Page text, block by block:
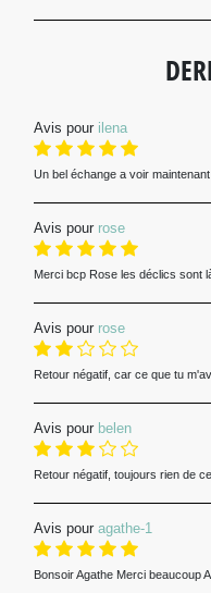
Avis pour ilena
Un bel échange a voir maintenant
Avis pour rose
Merci bcp Rose les déclics sont
Avis pour rose
Retour négatif, car ce que tu
Avis pour belen
Retour négatif, toujours rien de ce
Avis pour agathe-1
Bonsoir Agathe Merci beaucoup